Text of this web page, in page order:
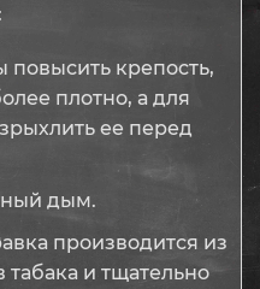
повысить крепость,
плотно, а для
ее перед
дым.
производится из
табака и тщательно